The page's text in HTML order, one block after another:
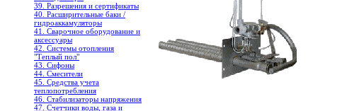
39. Разрешения и сертификаты
40. Расширительные баки /
гидроаккамуляторы
41. Сварочное оборудование и
аксессуары
42. Системы отопления
"Теплый пол"
43. Сифоны
44. Смесители
45. Средства учета
теплопотребления
46. Стабилизаторы напряжения
47. Счетчики воды, газа и